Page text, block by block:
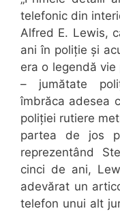
telefonic din
Alfred E. Lewis,
ani în poliție și
era o legendă
– jumătate
îmbrăca adesea
poliției rutiere
partea de jos
reprezentând
cinci de ani,
adevărat un
telefon unui alt